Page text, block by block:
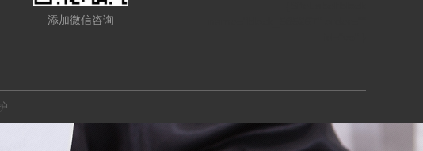
添加微信咨询